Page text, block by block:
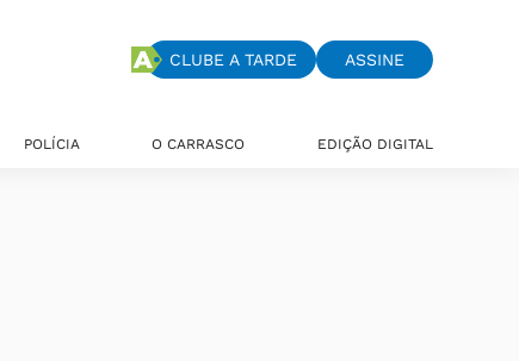
CLUBE A TARDE ASSINE
POLÍCIA O CARRASCO EDIÇÃO DIGITAL